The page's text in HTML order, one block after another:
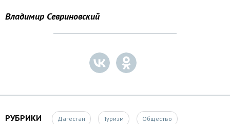
Владимир Севриновский
РУБРИКИ Дагестан Туризм Общество